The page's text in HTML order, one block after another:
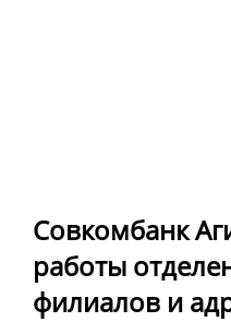
Совкомбанк
работы
филиалов и